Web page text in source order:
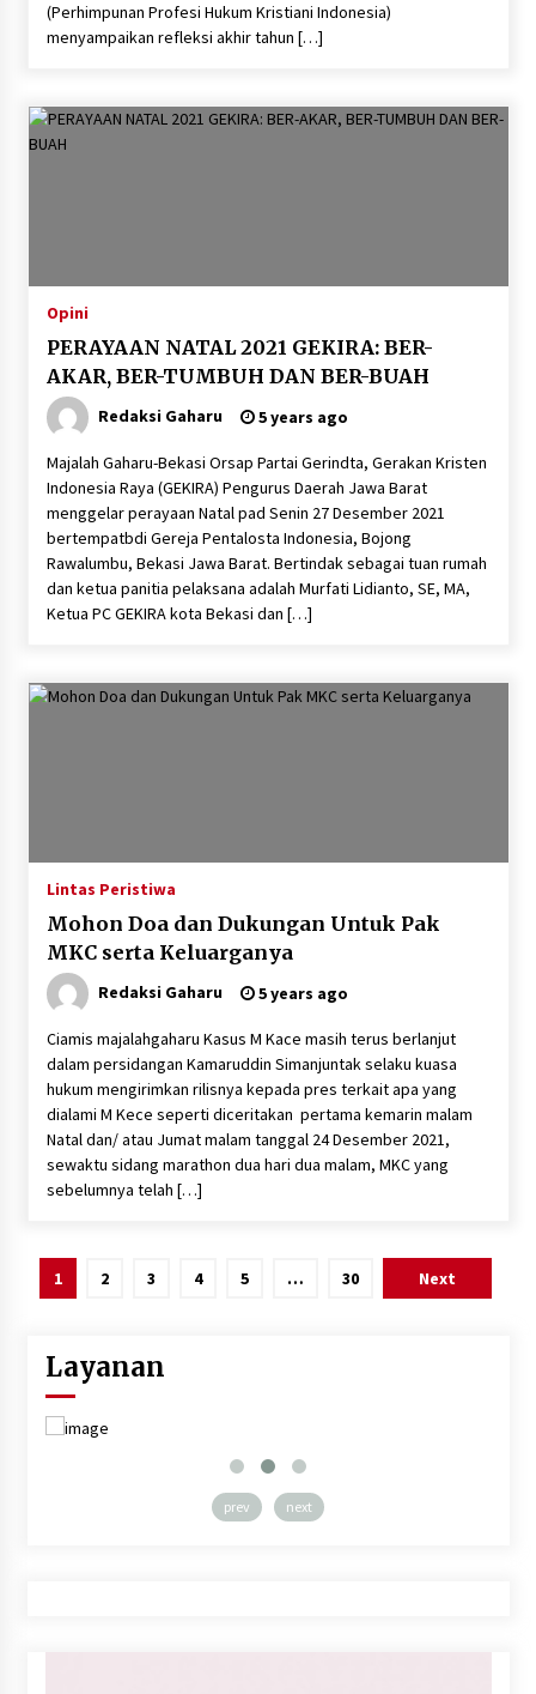
(Perhimpunan Profesi Hukum Kristiani Indonesia)
menyampaikan refleksi akhir tahun […]
Opini
PERAYAAN NATAL 2021 GEKIRA: BER-
AKAR, BER-TUMBUH DAN BER-BUAH
Redaksi Gaharu 5 years ago
Majalah Gaharu-Bekasi Orsap Partai Gerindta, Gerakan Kristen
Indonesia Raya (GEKIRA) Pengurus Daerah Jawa Barat
menggelar perayaan Natal pad Senin 27 Desember 2021
bertempatbdi Gereja Pentalosta Indonesia, Bojong
Rawalumbu, Bekasi Jawa Barat. Bertindak sebagai tuan rumah
dan ketua panitia pelaksana adalah Murfati Lidianto, SE, MA,
Ketua PC GEKIRA kota Bekasi dan […]
Lintas Peristiwa
Mohon Doa dan Dukungan Untuk Pak
MKC serta Keluarganya
Redaksi Gaharu 5 years ago
Ciamis majalahgaharu Kasus M Kace masih terus berlanjut
dalam persidangan Kamaruddin Simanjuntak selaku kuasa
hukum mengirimkan rilisnya kepada pres terkait apa yang
dialami M Kece seperti diceritakan pertama kemarin malam
Natal dan/ atau Jumat malam tanggal 24 Desember 2021,
sewaktu sidang marathon dua hari dua malam, MKC yang
sebelumnya telah […]
Posts
1 2 3 4 5 … 30 Next
Layanan
prev next